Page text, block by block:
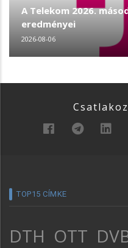
A Telekom 2026.
eredményei
2026-08-06
TOP15 CÍMKE
DTH OTT